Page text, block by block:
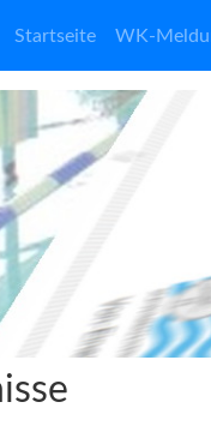
Startseite WK-